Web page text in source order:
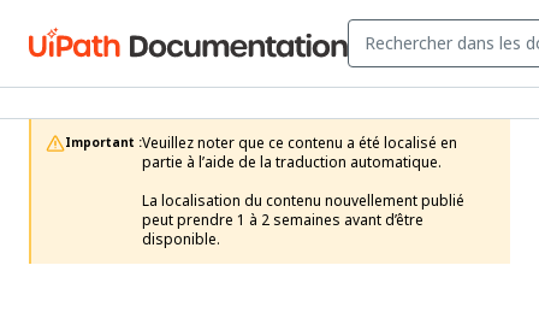
Important :Veuillez noter que ce contenu a été localisé en
partie à l’aide de la traduction automatique.
La localisation du contenu nouvellement publié
peut prendre 1 à 2 semaines avant d’être
disponible.